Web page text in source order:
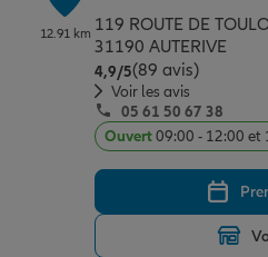
12.91 km 119 ROUTE DE
31190 AUTERIVE
4,9/5Note de 4.9 sur 5
(89 avis)
Voir les avis
05 61 50 67 38
Ouvert09:00 - 12:00 et